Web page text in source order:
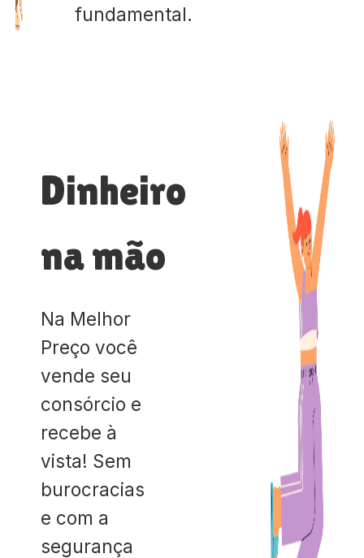
fundamental.
Dinheiro
na mão
Na Melhor
Preço você
vende seu
consórcio e
recebe à
vista! Sem
burocracias
e com a
segurança